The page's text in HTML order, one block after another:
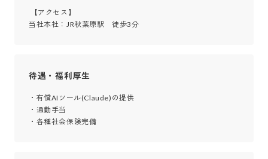
当社本社：JR秋葉原駅　徒歩3分
待遇・福利厚生
・有償AIツール(Claude)の提供
・通勤手当
・各種社会保険完備